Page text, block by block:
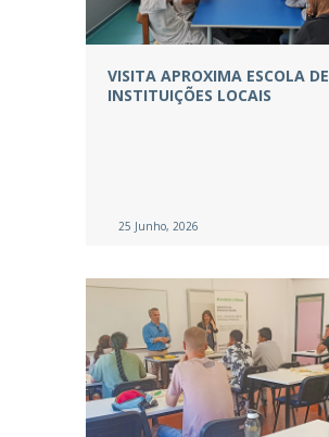
VISITA APROXIMA ESCOLA DE
INSTITUIÇÕES LOCAIS
25 Junho, 2026